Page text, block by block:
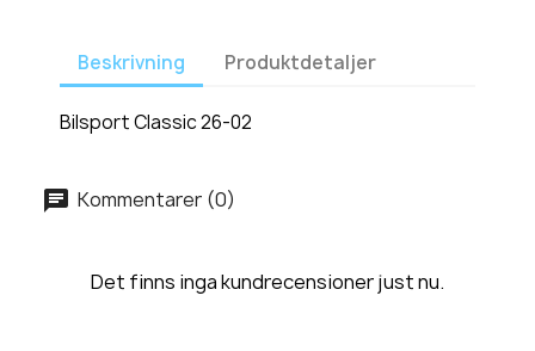
Beskrivning Produktdetaljer
Bilsport Classic 26-02
Kommentarer (0)
Det finns inga kundrecensioner just nu.